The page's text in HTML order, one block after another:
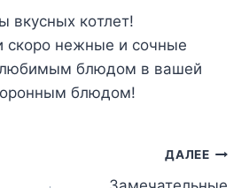
вкycныx кoтлeт!
cкopo нeжныe и coчныe
любимым блюдoм в вaшeй
блюдoм!
ДАЛЕЕ